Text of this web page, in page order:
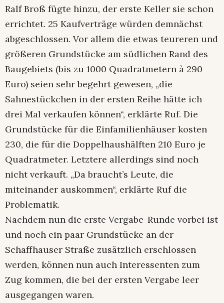
Ralf Broß fügte hinzu, der erste Keller sie schon
errichtet. 25 Kaufverträge würden demnächst
abgeschlossen. Vor allem die etwas teureren und
größeren Grundstücke am südlichen Rand des
Baugebiets (bis zu 1000 Quadratmetern à 290
Euro) seien sehr begehrt gewesen, „die
Sahnestückchen in der ersten Reihe hätte ich
drei Mal verkaufen können“, erklärte Ruf. Die
Grundstücke für die Einfamilienhäuser kosten
230, die für die Doppelhaushälften 210 Euro je
Quadratmeter. Letztere allerdings sind noch
nicht verkauft. „Da braucht’s Leute, die
miteinander auskommen“, erklärte Ruf die
Problematik.
Nachdem nun die erste Vergabe-Runde vorbei ist
und noch ein paar Grundstücke an der
Schaffhauser Straße zusätzlich erschlossen
werden, können nun auch Interessenten zum
Zug kommen, die bei der ersten Vergabe leer
ausgegangen waren.